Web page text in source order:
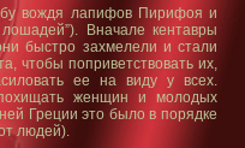
вождя лапифов Пирифоя и
Вначале кентавры
быстро захмелели и стали
чтобы поприветствовать их,
ее на виду у всех.
женщин и молодых
Греции это было в порядке
людей).